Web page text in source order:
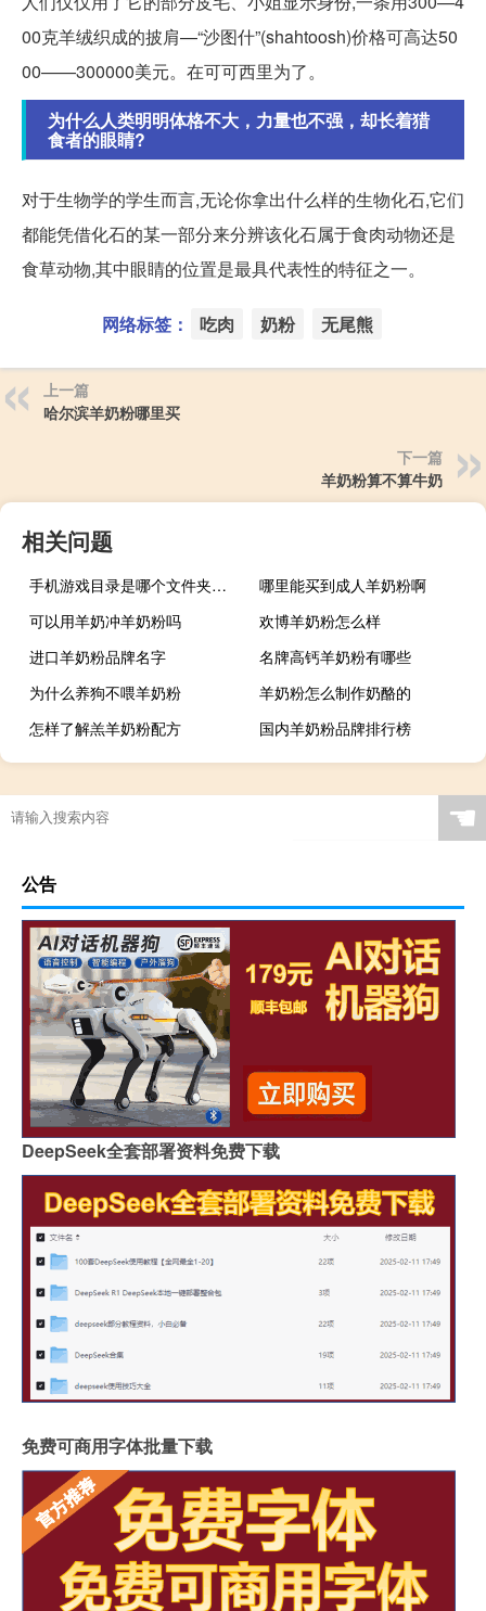
00克羊绒织成的披肩—“沙图什”(shahtoosh)价格可高达50
00——300000美元。在可可西里为了。
为什么人类明明体格不大，力量也不强，却长着猎
食者的眼睛?
对于生物学的学生而言,无论你拿出什么样的生物化石,它们
都能凭借化石的某一部分来分辨该化石属于食肉动物还是
食草动物,其中眼睛的位置是最具代表性的特征之一。
网络标签： 吃肉 奶粉 无尾熊
上一篇
哈尔滨羊奶粉哪里买
下一篇
羊奶粉算不算牛奶
相关问题
手机游戏目录是哪个文件夹（游戏目录是哪个文件夹）
哪里能买到成人羊奶粉啊
可以用羊奶冲羊奶粉吗
欢博羊奶粉怎么样
进口羊奶粉品牌名字
名牌高钙羊奶粉有哪些
为什么养狗不喂羊奶粉
羊奶粉怎么制作奶酪的
怎样了解羔羊奶粉配方
国内羊奶粉品牌排行榜
☚
公告
DeepSeek全套部署资料免费下载
免费可商用字体批量下载